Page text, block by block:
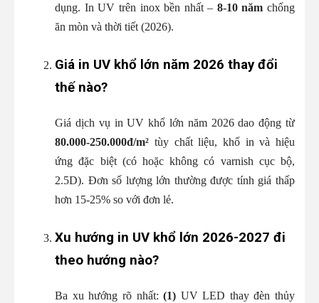
dụng. In UV trên inox bền nhất – 8-10 năm chống
ăn mòn và thời tiết (2026).
Giá in UV khổ lớn năm 2026 thay đổi
thế nào?
Giá dịch vụ in UV khổ lớn năm 2026 dao động từ
80.000-250.000đ/m² tùy chất liệu, khổ in và hiệu
ứng đặc biệt (có hoặc không có varnish cục bộ,
2.5D). Đơn số lượng lớn thường được tính giá thấp
hơn 15-25% so với đơn lẻ.
Xu hướng in UV khổ lớn 2026-2027 đi
theo hướng nào?
Ba xu hướng rõ nhất:(1) UV LED thay đèn thủy